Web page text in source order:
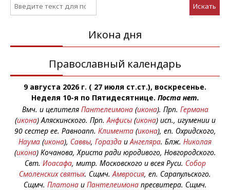
Искать
Икона дня
Православный календарь
9 августа 2026 г. ( 27 июля ст.ст.), воскресенье.
Неделя 10-я по Пятидесятнице. Поста нет.
Вмч. и целителя Пантелеимона(икона). Прп. Германа
(икона) Аляскинского. Прп.Анфисы(икона) исп., игумении и
90 сестер ее. Равноапп. Климента(икона), еп. Охридского,
Наума (икона), Саввы, Горазда иАнгеляра. Блж. Николая
(икона) Кочанова, Христа ради юродивого, Новгородского.
Свт. Иоасафа, митр. Московского и всея Руси. Собор
Смоленских святых. Сщмч.Амвросия, еп. Сарапульского.
Сщмч. Платонаи Пантелеимонапресвитера. Сщмч.